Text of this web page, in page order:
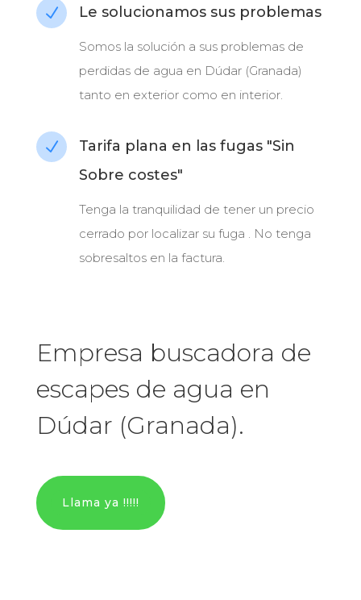
N Le solucionamos sus problemas
Somos la solución a sus problemas de
perdidas de agua en Dúdar (Granada)
tanto en exterior como en interior.
N
Tarifa plana en las fugas "Sin
Sobre costes"
Tenga la tranquilidad de tener un precio
cerrado por localizar su fuga . No tenga
sobresaltos en la factura.
Empresa buscadora de
escapes de agua en
Dúdar (Granada).
Llama ya !!!!!